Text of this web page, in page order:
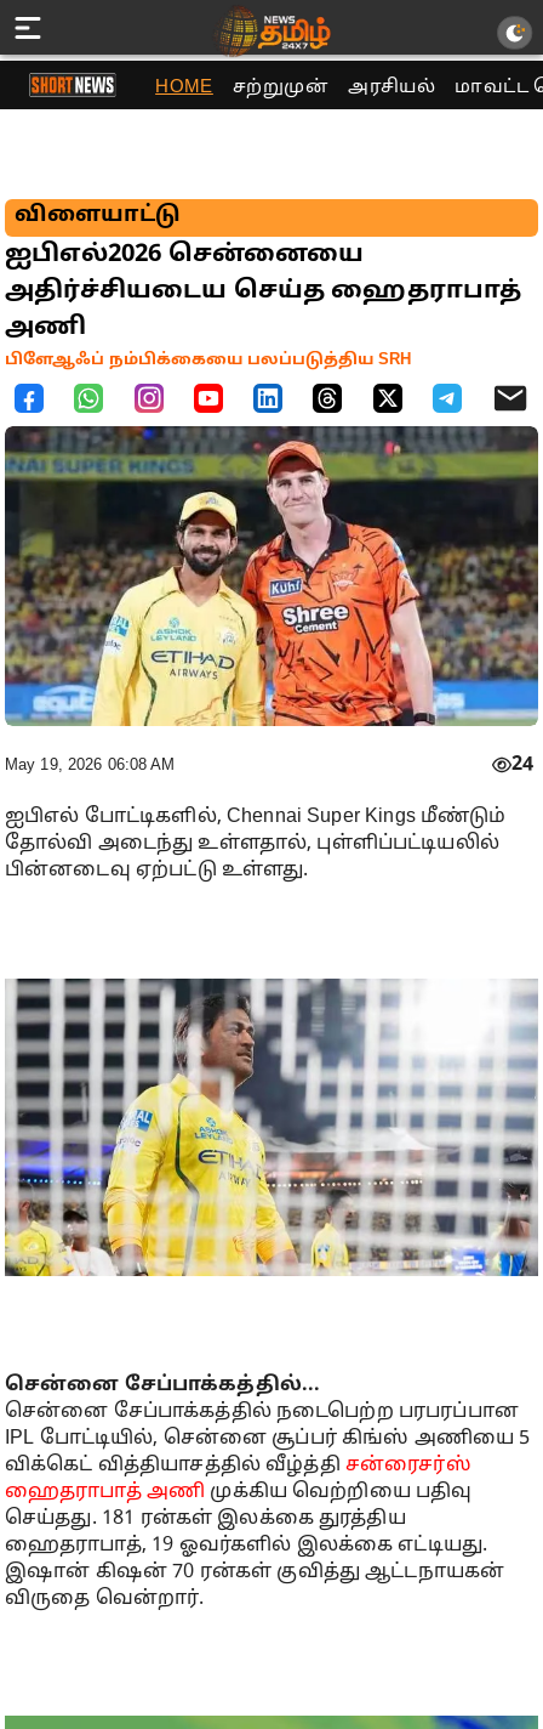
HOME சற்றுமுன் அரசியல் மாவட்ட
விளையாட்டு
ஐபிஎல்2026 சென்னையை
அதிர்ச்சியடைய செய்த ஹைதராபாத்
அணி
பிளேஆஃப் நம்பிக்கையை பலப்படுத்திய SRH
May 19, 2026 06:08 AM 24
ஐபிஎல் போட்டிகளில், Chennai Super Kings மீண்டும்
தோல்வி அடைந்து உள்ளதால், புள்ளிப்பட்டியலில்
பின்னடைவு ஏற்பட்டு உள்ளது.
சென்னை சேப்பாக்கத்தில்...
சென்னை சேப்பாக்கத்தில் நடைபெற்ற பரபரப்பான
IPL போட்டியில், சென்னை சூப்பர் கிங்ஸ் அணியை 5
விக்கெட் வித்தியாசத்தில் வீழ்த்தி சன்ரைசர்ஸ்
ஹைதராபாத் அணி முக்கிய வெற்றியை பதிவு
செய்தது. 181 ரன்கள் இலக்கை துரத்திய
ஹைதராபாத், 19 ஓவர்களில் இலக்கை எட்டியது.
இஷான் கிஷன் 70 ரன்கள் குவித்து ஆட்டநாயகன்
விருதை வென்றார்.